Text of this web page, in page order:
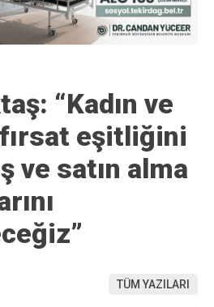
“Kadın ve
eşitliğini
ve satın alma
TÜM YAZILARI